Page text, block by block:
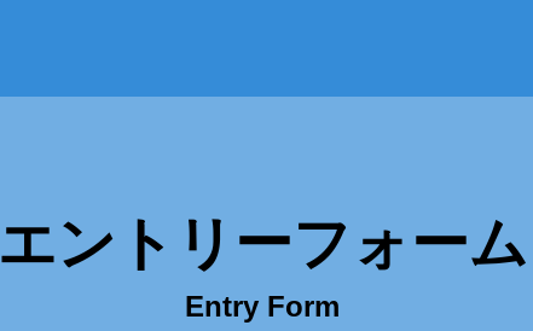
エントリーフォーム
Entry Form